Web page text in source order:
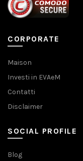
CORPORATE
Maison
Investi in EVAeM
Contatti
Disclaimer
SOCIAL PROFILE
Blog